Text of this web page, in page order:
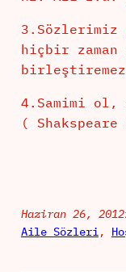
3.Sözlerimiz
hiçbir
4.Samimi ol,
( Shakspeare
Haziran 26, 2012
Aile Sözleri,